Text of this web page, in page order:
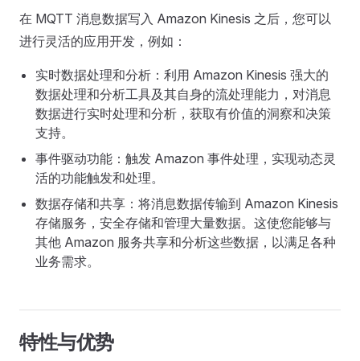
在 MQTT 消息数据写入 Amazon Kinesis 之后，您可以
进行灵活的应用开发，例如：
实时数据处理和分析：利用 Amazon Kinesis 强大的
数据处理和分析工具及其自身的流处理能力，对消息
数据进行实时处理和分析，获取有价值的洞察和决策
支持。
事件驱动功能：触发 Amazon 事件处理，实现动态灵
活的功能触发和处理。
数据存储和共享：将消息数据传输到 Amazon Kinesis
存储服务，安全存储和管理大量数据。这使您能够与
其他 Amazon 服务共享和分析这些数据，以满足各种
业务需求。
特性与优势